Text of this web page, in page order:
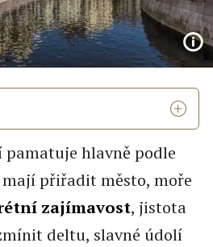
pamatuje hlavně podle
přiřadit město, moře
zajímavost, jistota
deltu, slavné údolí